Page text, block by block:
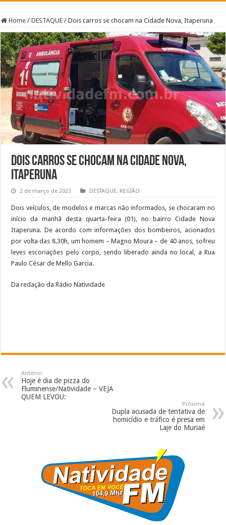
Home / DESTAQUE / Dois carros se chocam na Cidade Nova, Itaperuna
Dois carros se chocam na Cidade Nova,
Itaperuna
2 de março de 2023 DESTAQUE, REGIÃO
Dois veículos, de modelos e marcas não informados, se chocaram no
início da manhã desta quarta-feira (01), no bairro Cidade Nova
Itaperuna. De acordo com informações dos bombeiros, acionados
por volta das 8.30h, um homem – Magno Moura – de 40 anos, sofreu
leves escoriações pelo corpo, sendo liberado ainda no local, a Rua
Paulo César de Mello Garcia.
Da redação da Rádio Natividade
Anterior
Hoje é dia de pizza do
Fluminense/Natividade – VEJA
QUEM LEVOU:
Próxima
Dupla acusada de tentativa de
homicídio e tráfico é presa em
Laje do Muriaé